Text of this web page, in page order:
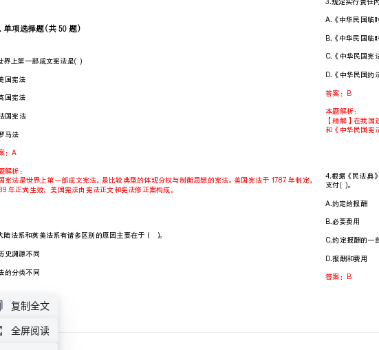
复制全文
全屏阅读